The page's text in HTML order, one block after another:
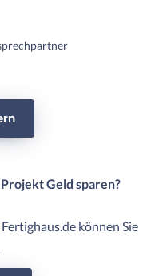
Geld sparen?
können Sie